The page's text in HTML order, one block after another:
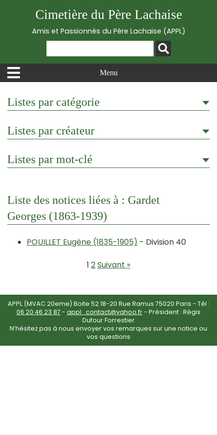
Cimetière du Père Lachaise
Amis et Passionnés du Père Lachaise (APPL)
Menu
Listes par catégorie
Listes par créateur
Listes par mot-clé
Liste des notices liées à : Gardet
Georges (1863-1939)
POUILLET Eugène (1835-1905) - Division 40
1 2Suivant »
APPL (MVAC 20eme) Boite 52 18-20 Rue Ramus 75020 Paris - Tél :
06 20 46 23 87 - appl_contact@yahoo.fr- Président : Régis
Dufour Forrestier
N’hésitez pas à nous envoyer vos remarques sur une notice ou
vos questions